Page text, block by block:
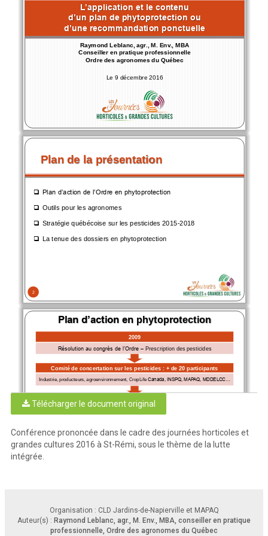
L’application et le contenu
d’un plan de phytoprotection ou
d’une recommandation ponctuelle
Raymond Leblanc, agr., M. Env., MBA
Conseiller en pratique professionnelle
Ordre des agronomes du Québec
Le 9 décembre 2016
2
Plan de la présentation
 Plan d’action de l’Ordre en phytoprotection
 Outils pour les agronomes
 Stratégie québécoise sur les pesticides 2015-2018
 La tenue des dossiers en phytoprotection
Plan d’action en phytoprotection
2009
Résolution au congrès de l’Ordre – Prescription des pesticides
Comité de concertation sur les pesticides : + de 20 participants
Industrie, producteurs, agroenvironnement, CropLife Canada, INSPQ, MAPAQ, MDDELCC...
Définition des étapes du plan d’action
Actes agronomiques 3.
2. FORMATION : Formation pratique des agronomes (2015- 2016)
Public = agriculteurs, autres publics à risque
Recommandation en phytoprotection =
acte réservé exclusif à l’agronome
Télécharger le document original
Conférence prononcée dans le cadre des journées horticoles et
grandes cultures 2016 à St-Rémi, sous le thème de la lutte
intégrée.
Organisation : CLD Jardins-de-Napierville et MAPAQ
Auteur(s) : Raymond Leblanc, agr., M. Env., MBA, conseiller en pratique
professionnelle, Ordre des agronomes du Québec